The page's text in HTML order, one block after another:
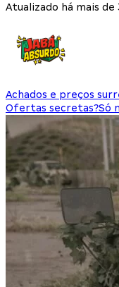
Atualizado há mais de
Achados e preços
Ofertas secretas?Só